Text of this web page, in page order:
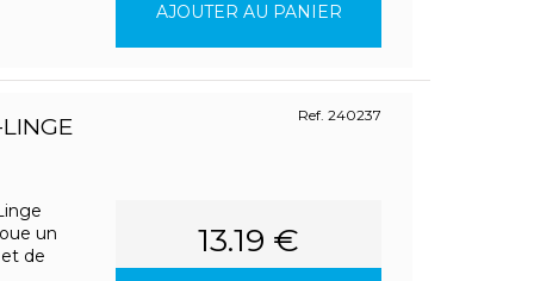
AJOUTER AU PANIER
Ref. 240237
un
de
13.19 €